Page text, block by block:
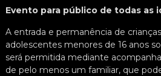
Evento para público de todas as
A entrada e permanência de
adolescentes menores de 16 anos
será permitida mediante
de pelo menos um familiar, que